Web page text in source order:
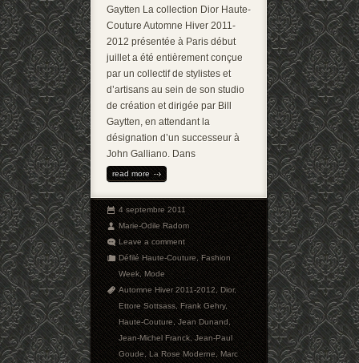
Gaytten La collection Dior Haute-
Couture Automne Hiver 2011-
2012 présentée à Paris début
juillet a été entièrement conçue
par un collectif de stylistes et
d’artisans au sein de son studio
de création et dirigée par Bill
Gaytten, en attendant la
désignation d’un successeur à
John Galliano. Dans
read more
4 septembre 2011
Marie-Odile Radom
Leave a comment
Défilé Haute-Couture,Fashion
Week,Mode
Automne Hiver 2011-2012,Dior,
Ettore Sottsass,Frank Gehry,
Haute-Couture,Jean Dunand,
Jean-Michel Franck,Jean-Paul
Goude,La Rose Moderne,Marc